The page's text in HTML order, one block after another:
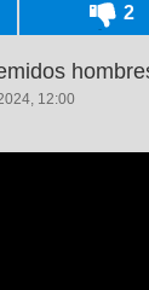
2
12:00